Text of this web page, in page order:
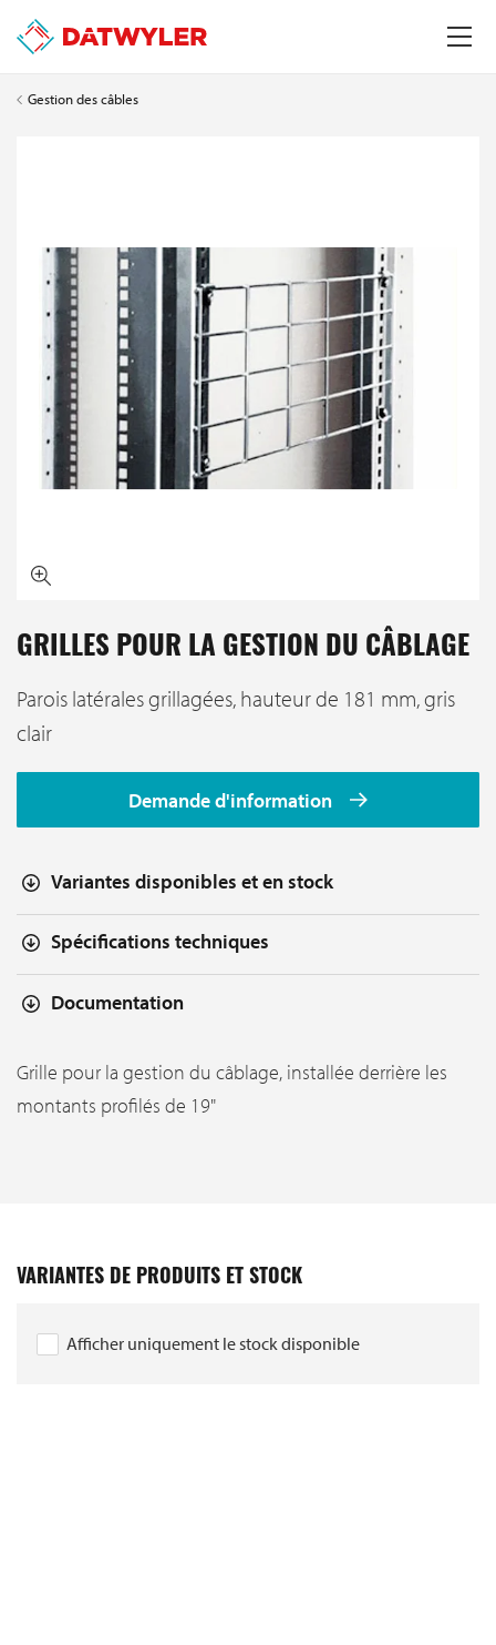
Gestion des câbles
GRILLES POUR LA GESTION DU CÂBLAGE
Parois latérales grillagées, hauteur de 181 mm, gris
clair
Demande d'information
Variantes disponibles et en stock
Spécifications techniques
Documentation
Grille pour la gestion du câblage, installée derrière les
montants profilés de 19"
VARIANTES DE PRODUITS ET STOCK
Afficher uniquement le stock disponible